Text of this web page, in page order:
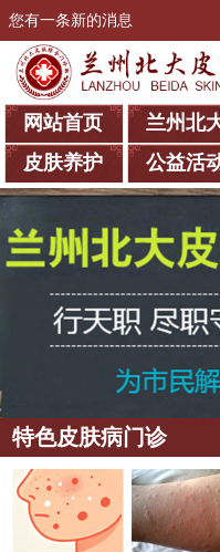
您有一条新的消息
网站首页 兰州北
皮肤养护
公益活
特色皮肤病门诊